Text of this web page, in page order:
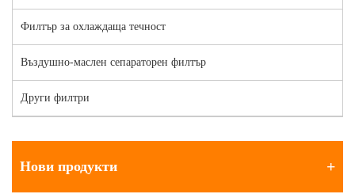
Филтър за охлаждаща течност
Въздушно-маслен сепараторен филтър
Други филтри
Нови продукти